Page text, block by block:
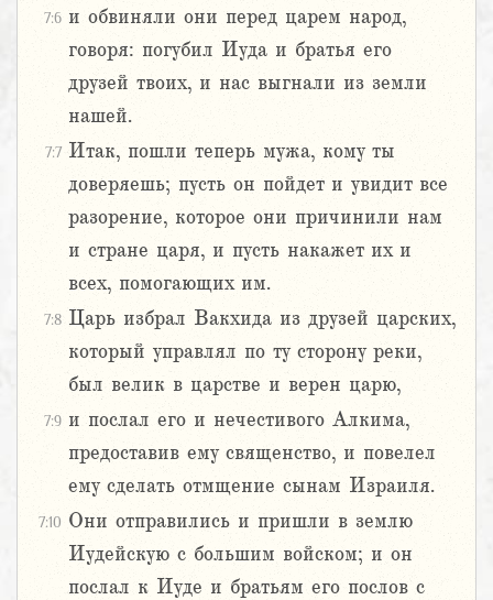
7:6 и обвиняли они перед царем народ,
говоря: погубил Иуда и братья его
друзей твоих, и нас выгнали из земли
нашей.
7:7 Итак, пошли теперь мужа, кому ты
доверяешь; пусть он пойдет и увидит все
разорение, которое они причинили нам
и стране царя, и пусть накажет их и
всех, помогающих им.
7:8 Царь избрал Вакхида из друзей царских,
который управлял по ту сторону реки,
был велик в царстве и верен царю,
7:9 и послал его и нечестивого Алкима,
предоставив ему священство, и повелел
ему сделать отмщение сынам Израиля.
7:10 Они отправились и пришли в землю
Иудейскую с большим войском; и он
послал к Иуде и братьям его послов с